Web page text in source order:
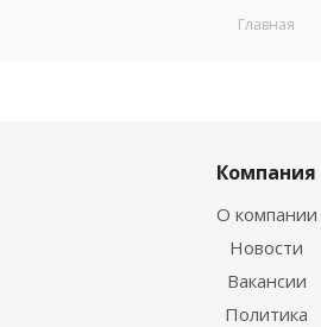
Главная
Компания
О компании
Новости
Вакансии
Политика